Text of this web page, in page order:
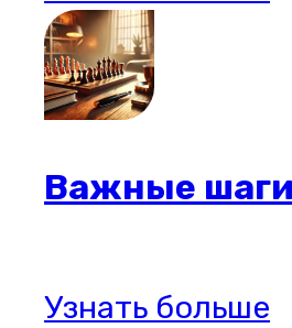
Важные
Узнать больше